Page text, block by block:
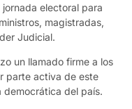
electoral para
magistradas,
Judicial.
un llamado firme a los
parte activa de este
democrática del país.